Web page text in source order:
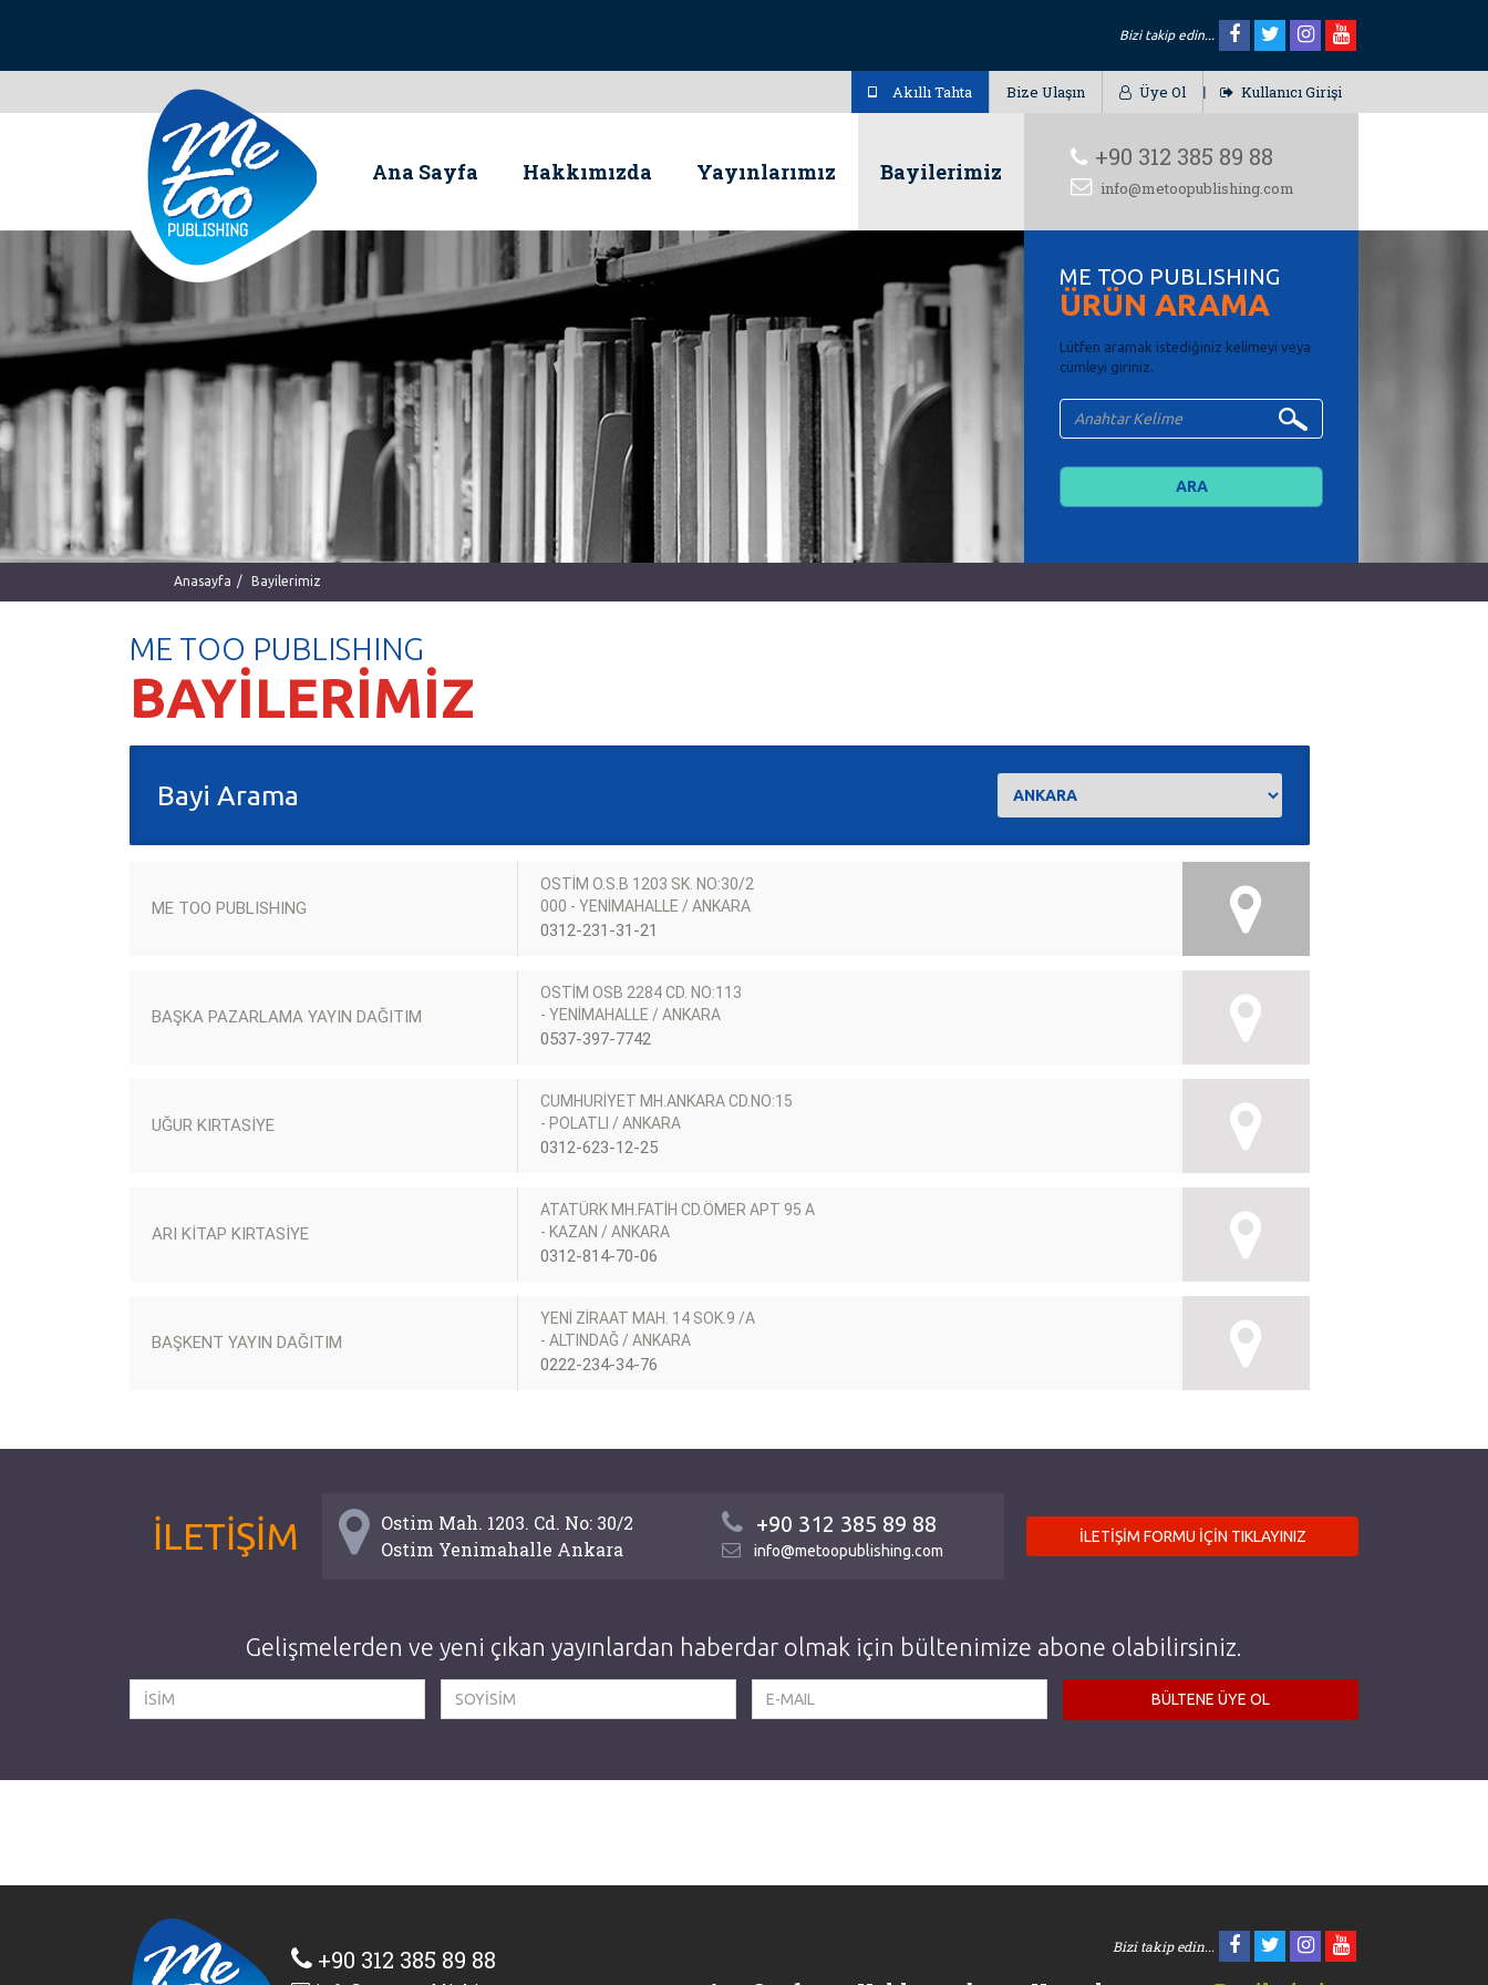
Bizi takip edin...
Akıllı Tahta Bize Ulaşın Üye Ol Kullanıcı Girişi
+90 312 385 89 88
info@metoopublishing.com
Ana Sayfa Hakkımızda Yayınlarımız Bayilerimiz
ME TOO PUBLISHING
ÜRÜN ARAMA
Lütfen aramak istediğiniz kelimeyi veya
cümleyi giriniz.
Anasayfa Bayilerimiz
ME TOO PUBLISHING
BAYİLERİMİZ
Bayi Arama
ME TOO PUBLISHING
OSTİM O.S.B 1203 SK. NO:30/2
000 - YENİMAHALLE / ANKARA
0312-231-31-21
BAŞKA PAZARLAMA YAYIN DAĞITIM
OSTİM OSB 2284 CD. NO:113
- YENİMAHALLE / ANKARA
0537-397-7742
UĞUR KIRTASİYE
CUMHURİYET MH.ANKARA CD.NO:15
- POLATLI / ANKARA
0312-623-12-25
ARI KİTAP KIRTASİYE
ATATÜRK MH.FATİH CD.ÖMER APT 95 A
- KAZAN / ANKARA
0312-814-70-06
BAŞKENT YAYIN DAĞITIM
YENİ ZİRAAT MAH. 14 SOK.9 /A
- ALTINDAĞ / ANKARA
0222-234-34-76
İLETİŞİM
Ostim Mah. 1203. Cd. No: 30/2
Ostim Yenimahalle Ankara
+90 312 385 89 88
info@metoopublishing.com
İLETİŞİM FORMU İÇİN TIKLAYINIZ
Gelişmelerden ve yeni çıkan yayınlardan haberdar olmak için bültenimize abone olabilirsiniz.
+90 312 385 89 88 Bizi takip edin...